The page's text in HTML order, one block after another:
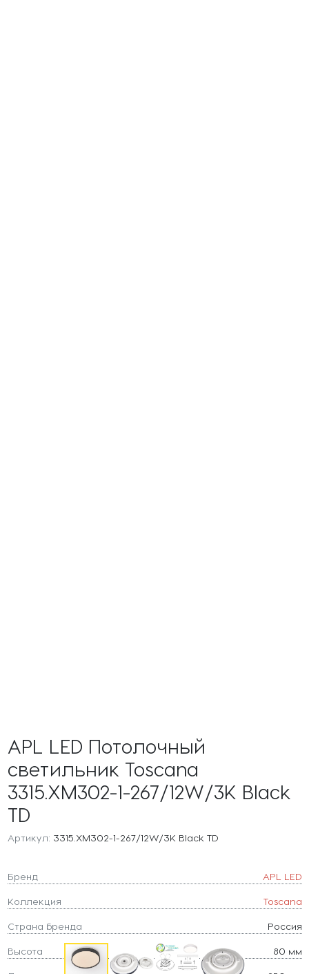
APL LED Потолочный
светильник Toscana
3315.XM302-1-267/12W/3K Black
TD
Артикул: 3315.XM302-1-267/12W/3K Black TD
Бренд APL LED
Коллекция Toscana
Страна бренда Россия
Высота 80 мм